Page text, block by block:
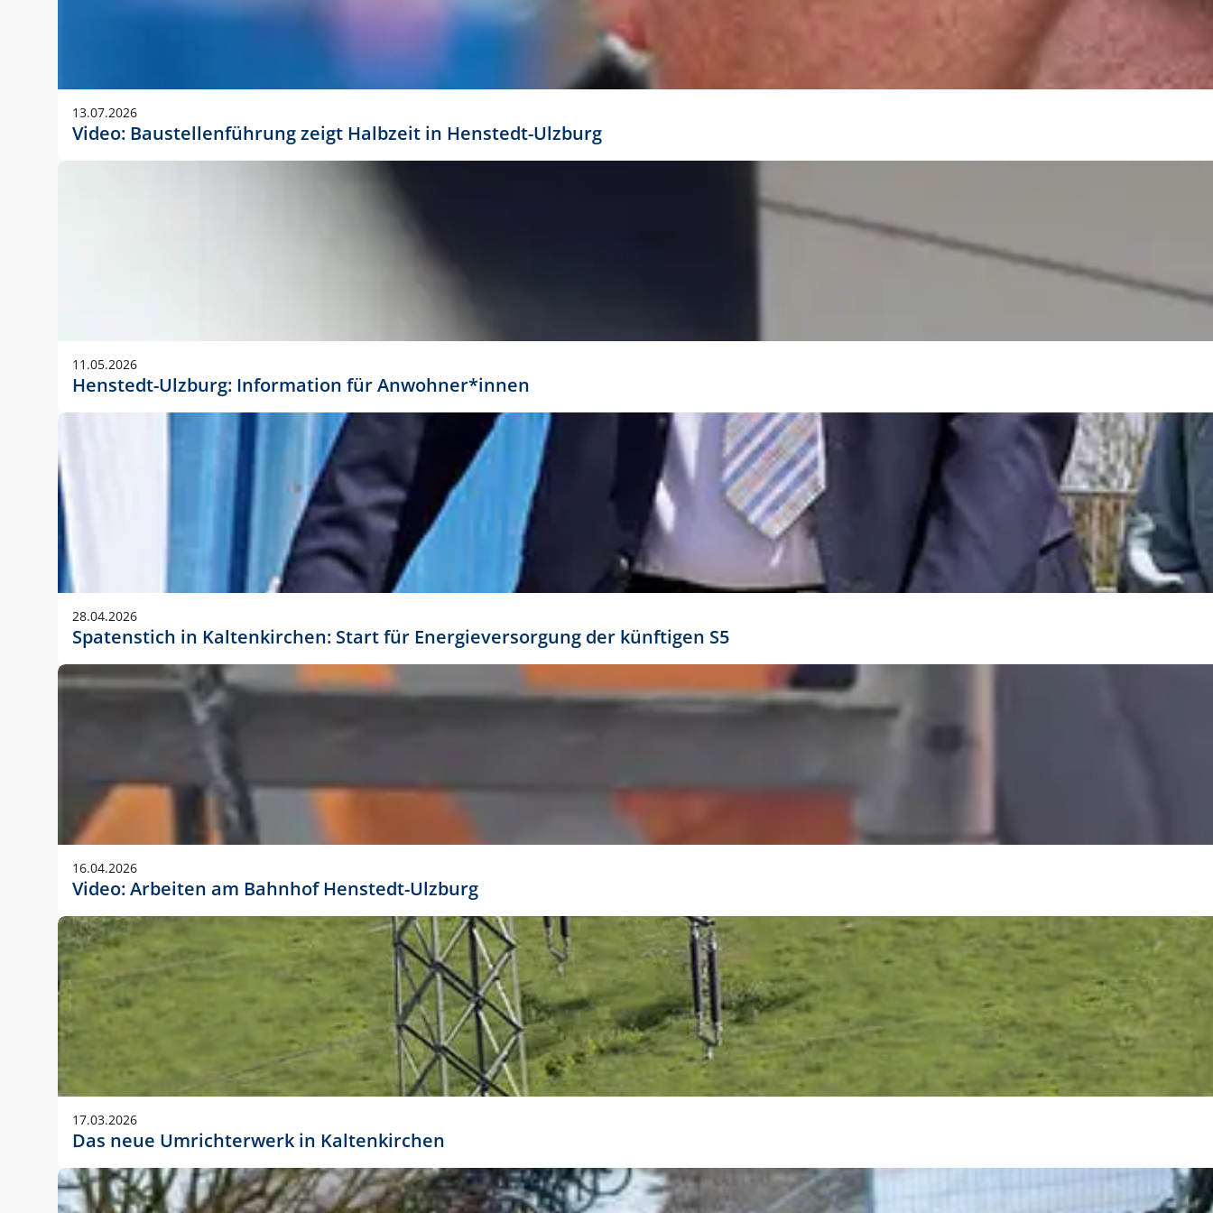
Anwendungsgröße im Layout:
Die Logohöhe beträgt 4 – 10 % der jeweiligen Formathöhe. Daraus ergeben sich für gängige Formate
folgende fest definierte Anwendungsgrößen im Layout:
DIN A3 – 15 mm hoch (5 %)
DIN A1 – 39 mm hoch (5 %)
DIN lang – 10 mm hoch (5 %)
1080 x 1080 px – 78 px hoch (7 %)
In Ausnahmefällen darf das Logo jedoch auch größer oder kleiner gesetzt werden. Dazu bedarf es jedoch
stets der vorherigen Absprache mit der Marketingabteilung.
13.07.2026
Video: Baustellenführung zeigt Halbzeit in Henstedt-Ulzburg
11.05.2026
Henstedt-Ulzburg: Information für Anwohner*innen
28.04.2026
Spatenstich in Kaltenkirchen: Start für Energieversorgung der künftigen S5
16.04.2026
Video: Arbeiten am Bahnhof Henstedt-Ulzburg
17.03.2026
Das neue Umrichterwerk in Kaltenkirchen